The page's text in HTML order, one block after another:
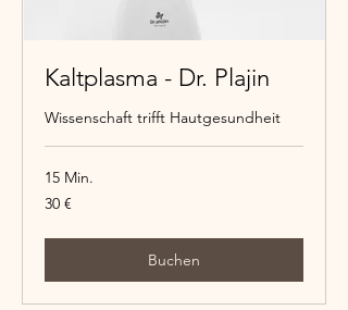
Kaltplasma - Dr. Plajin
Wissenschaft trifft Hautgesundheit
15 Min.
30
Euro
30 €
Buchen